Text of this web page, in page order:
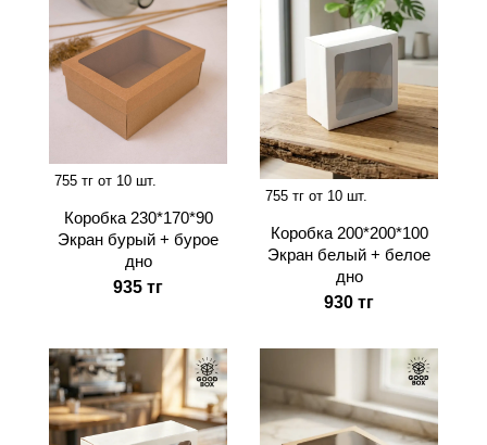
755 тг от 10 шт.
Коробка 230*170*90
Экран бурый + бурое
дно
935 тг
755 тг от 10 шт.
Коробка 200*200*100
Экран белый + белое
дно
930 тг